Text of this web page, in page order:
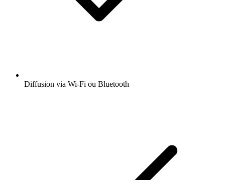
Diffusion via Wi-Fi ou Bluetooth